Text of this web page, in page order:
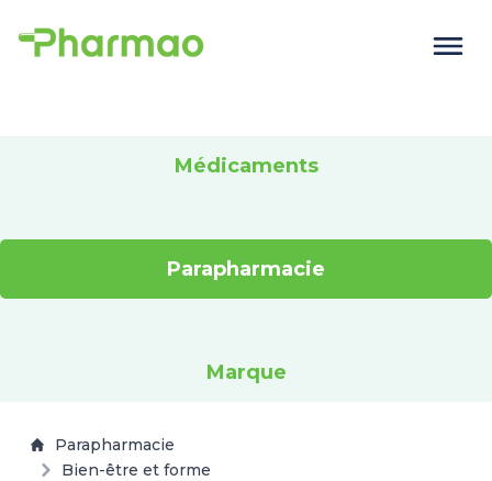
Médicaments
Parapharmacie
Marque
Parapharmacie
Bien-être et forme